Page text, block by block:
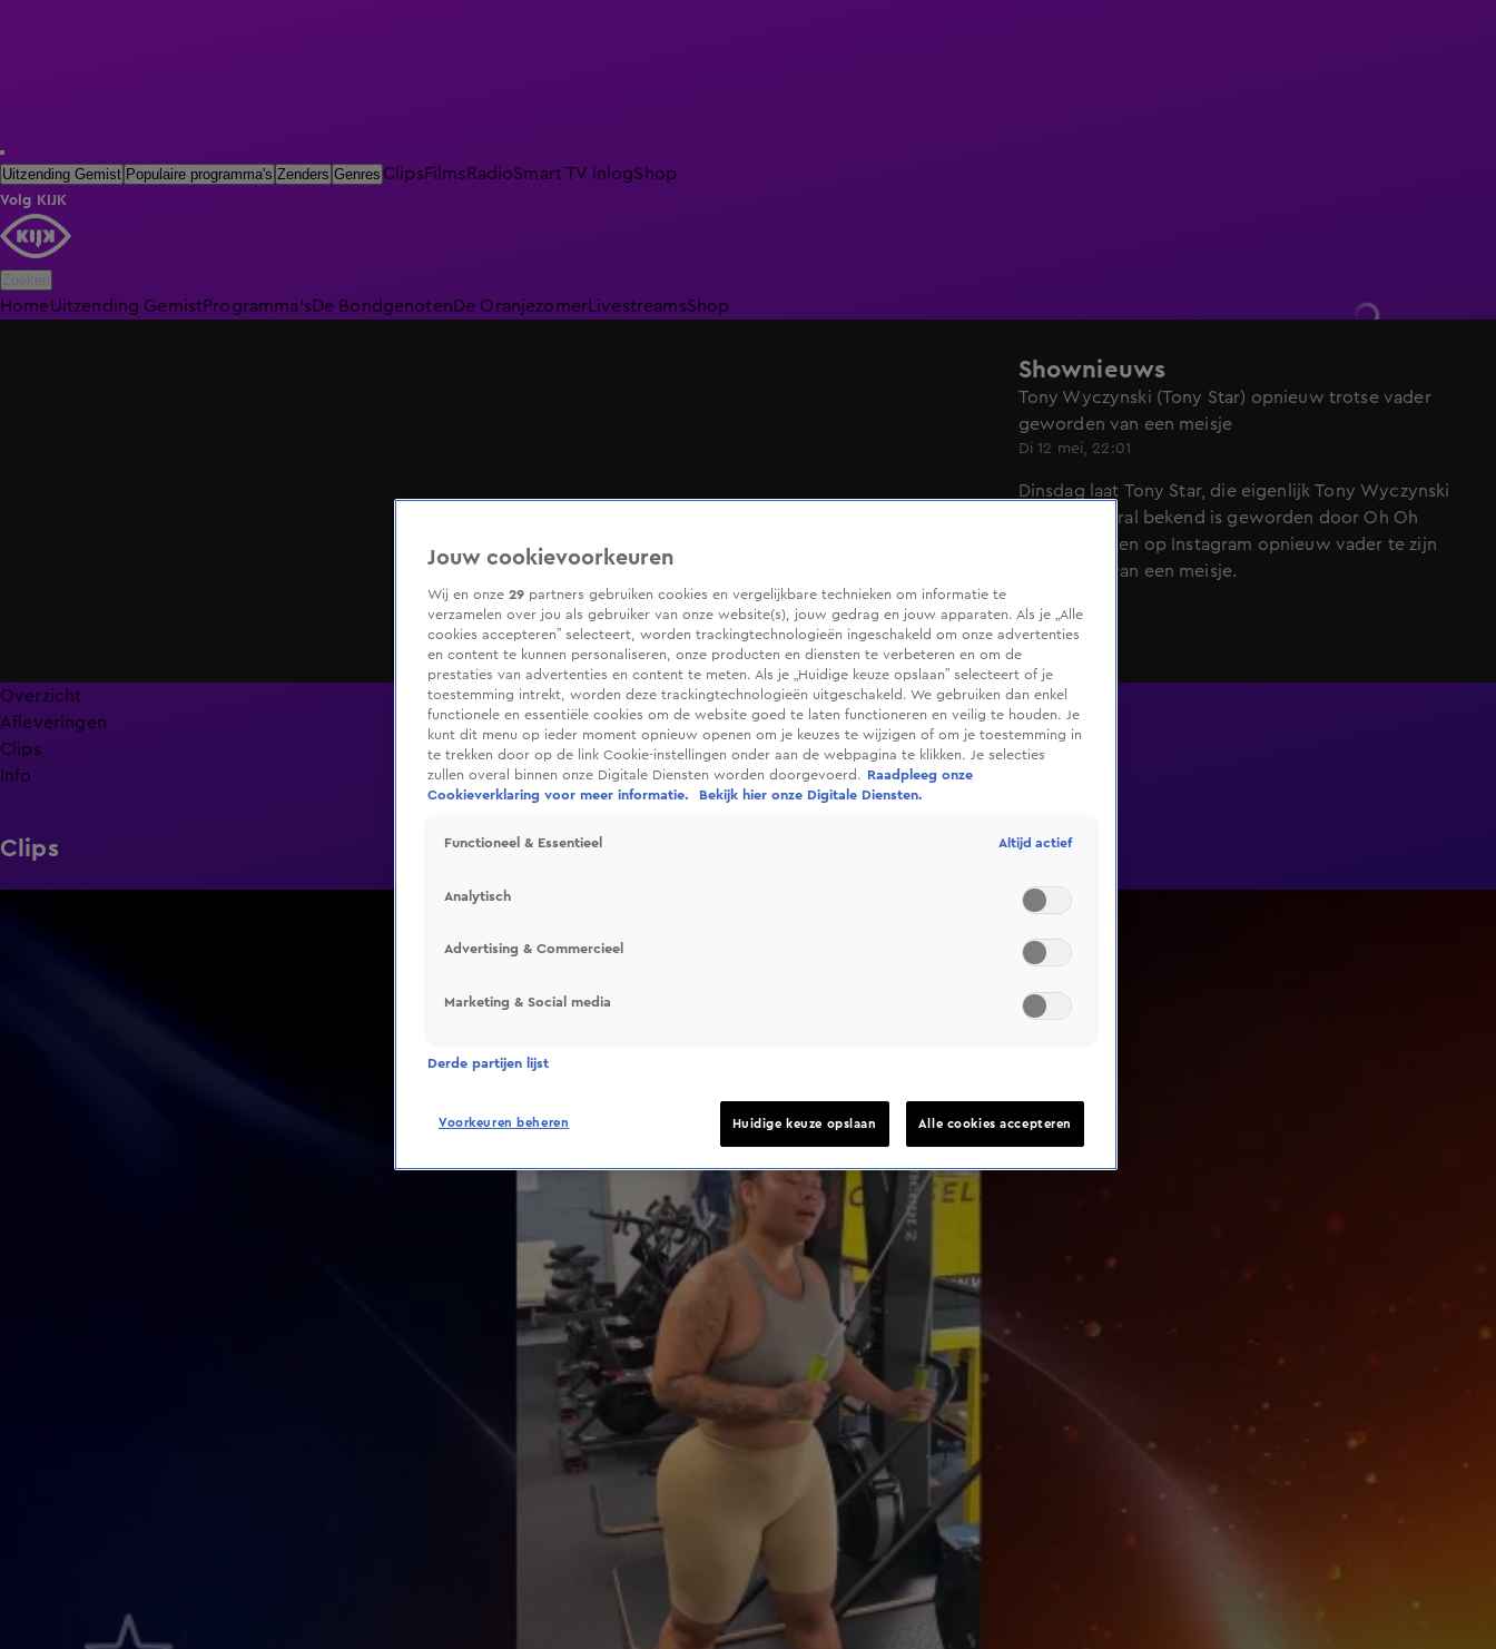
Uitzending Gemist Populaire programma's Zenders Genres ClipsFilmsRadioSmart TV inlogShop
Volg KIJK
HomeUitzending GemistProgramma'sDe BondgenotenDe Oranjezomer LivestreamsShop
Shownieuws
Tony Wyczynski (Tony Star) opnieuw trotse vader
geworden van een meisje
Di 12 mei, 22:01
Dinsdag laat Tony Star, die eigenlijk Tony Wyczynski
heet en vooral bekend is geworden door Oh Oh
Cherso, weten op Instagram opnieuw vader te zijn
geworden van een meisje.
Overzicht
Afleveringen
Clips
Info
Clips
Jouw cookievoorkeuren
Wij en onze 29 partners gebruiken cookies en vergelijkbare technieken om informatie te
verzamelen over jou als gebruiker van onze website(s), jouw gedrag en jouw apparaten. Als je „Alle
cookies accepteren” selecteert, worden trackingtechnologieën ingeschakeld om onze advertenties
en content te kunnen personaliseren, onze producten en diensten te verbeteren en om de
prestaties van advertenties en content te meten. Als je „Huidige keuze opslaan” selecteert of je
toestemming intrekt, worden deze trackingtechnologieën uitgeschakeld. We gebruiken dan enkel
functionele en essentiële cookies om de website goed te laten functioneren en veilig te houden. Je
kunt dit menu op ieder moment opnieuw openen om je keuzes te wijzigen of om je toestemming in
te trekken door op de link Cookie-instellingen onder aan de webpagina te klikken. Je selecties
zullen overal binnen onze Digitale Diensten worden doorgevoerd.
Raadpleeg onze
Cookieverklaring voor meer informatie.
Bekijk hier onze Digitale Diensten.
Functioneel & Essentieel Altijd actief
Analytisch
Advertising & Commercieel
Marketing & Social media
Derde partijen lijst
Voorkeuren beheren Huidige keuze opslaan Alle cookies accepteren